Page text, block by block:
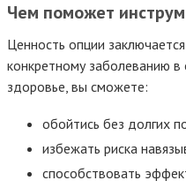
Чем поможет
Ценность опции
конкретному заболеванию в
здоровье, вы сможете:
обойтись без долгих
избежать риска
способствовать